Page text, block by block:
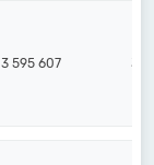
3 595 607 3